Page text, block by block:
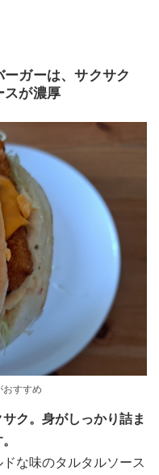
ガーは、サクサク
スが濃厚
おすすめ
ク。身がしっかり詰ま
な味のタルタルソース